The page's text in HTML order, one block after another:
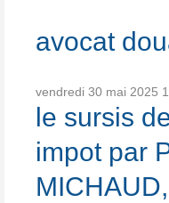
avocat
vendredi 30 mai 2025
le sursis
impot par
MICHAUD,